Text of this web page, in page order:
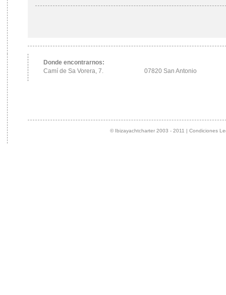
Donde encontrarnos:
Camí de Sa Vorera, 7.
07820 San Antonio
© Ibizayachtcharter 2003 - 2011 | Condiciones